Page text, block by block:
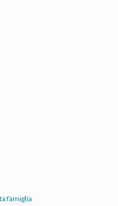
famiglia